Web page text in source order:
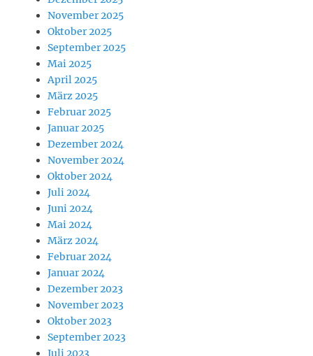
November 2025
Oktober 2025
September 2025
Mai 2025
April 2025
März 2025
Februar 2025
Januar 2025
Dezember 2024
November 2024
Oktober 2024
Juli 2024
Juni 2024
Mai 2024
März 2024
Februar 2024
Januar 2024
Dezember 2023
November 2023
Oktober 2023
September 2023
Juli 2023